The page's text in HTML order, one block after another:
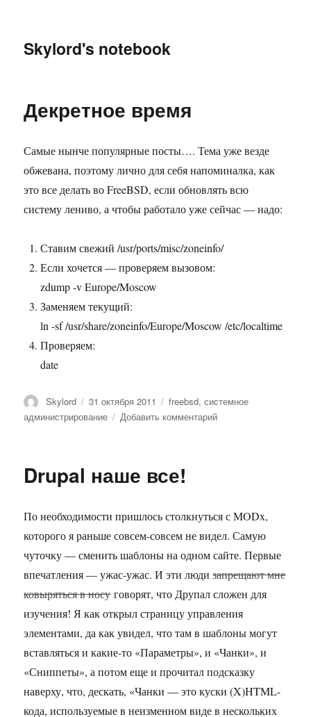
Skylord's notebook
Декретное время
Самые нынче популярные посты…. Тема уже везде
обжевана, поэтому лично для себя напоминалка, как
это все делать во FreeBSD, если обновлять всю
систему лениво, а чтобы работало уже сейчас — надо:
Ставим свежий /usr/ports/misc/zoneinfo/
Если хочется — проверяем вызовом:
zdump -v Europe/Moscow
Заменяем текущий:
ln -sf /usr/share/zoneinfo/Europe/Moscow /etc/localtime
Проверяем:
date
Автор
Skylord Опубликовано
31 октября 2011 Метки
freebsd,системное
администрирование
Добавить комментарийк
Drupal наше все!
По необходимости пришлось столкнуться с MODx,
которого я раньше совсем-совсем не видел. Самую
чуточку — сменить шаблоны на одном сайте. Первые
впечатления — ужас-ужас. И эти людизапрещают мне
ковыряться в носуговорят, что Друпал сложен для
изучения! Я как открыл страницу управления
элементами, да как увидел, что там в шаблоны могут
вставляться и какие-то «Параметры», и «Чанки», и
«Сниппеты», а потом еще и прочитал подсказку
наверху, что, дескать, «Чанки — это куски (X)HTML-
кода, используемые в неизменном виде в нескольких